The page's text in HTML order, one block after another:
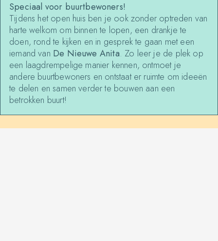
Speciaal voor buurtbewoners!
Tijdens het open huis ben je ook zonder optreden van
harte welkom om binnen te lopen, een drankje te
doen, rond te kijken en in gesprek te gaan met een
iemand van De Nieuwe Anita. Zo leer je de plek op
een laagdrempelige manier kennen, ontmoet je
andere buurtbewoners en ontstaat er ruimte om ideeën
te delen en samen verder te bouwen aan een
betrokken buurt!